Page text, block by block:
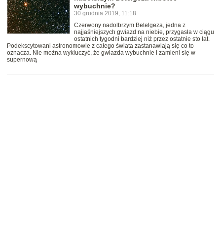
wybuchnie?
30 grudnia 2019, 11:18
Czerwony nadolbrzym Betelgeza, jedna z
najjaśniejszych gwiazd na niebie, przygasła w ciągu
ostatnich tygodni bardziej niż przez ostatnie sto lat.
Podekscytowani astronomowie z całego świata zastanawiają się co to
oznacza. Nie można wykluczyć, że gwiazda wybuchnie i zamieni się w
supernową